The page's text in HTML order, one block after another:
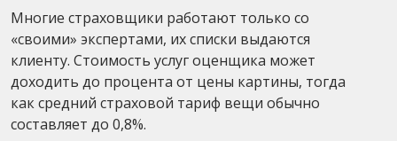
Многие страховщики работают только со
«своими» экспертами, их списки выдаются
клиенту. Стоимость услуг оценщика может
доходить до процента от цены картины, тогда
как средний страховой тариф вещи обычно
составляет до 0,8%.